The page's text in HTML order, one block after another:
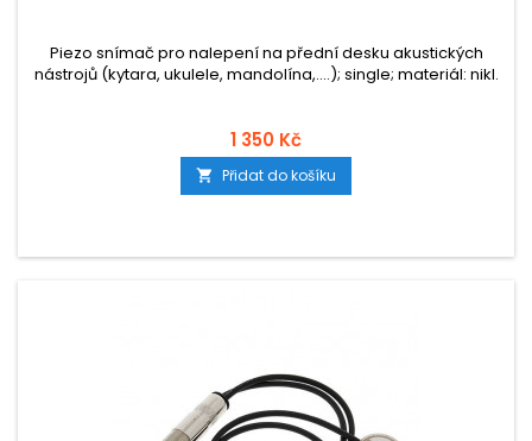
Piezo snímač pro nalepení na přední desku akustických
nástrojů (kytara, ukulele, mandolína,....); single; materiál: nikl.
1 350 Kč
 Přidat do košíku